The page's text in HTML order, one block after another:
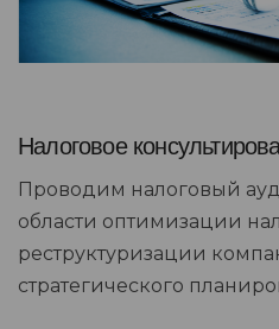
Налоговое
Проводим налоговый
области оптимизации
реструктуризации
стратегического